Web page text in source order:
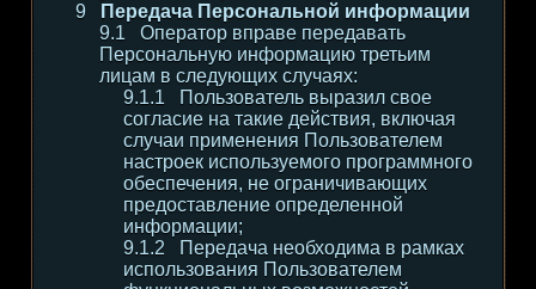
Передача Персональной информации
Оператор вправе передавать
Персональную информацию третьим
лицам в следующих случаях:
Пользователь выразил свое
согласие на такие действия, включая
случаи применения Пользователем
настроек используемого программного
обеспечения, не ограничивающих
предоставление определенной
информации;
Передача необходима в рамках
использования Пользователем